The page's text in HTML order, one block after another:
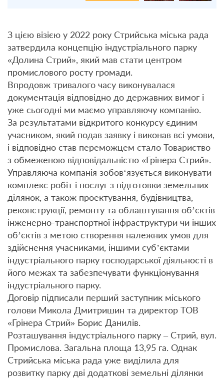
З цією візією у 2022 року Стрийська міська рада
затвердила концепцію індустріального парку
«Долина Стрий», який мав стати центром
промислового росту громади.
Впродовж тривалого часу виконувалася
документація відповідно до державних вимог і
уже сьогодні ми маємо управляючу компанію.
За результатами відкритого конкурсу єдиним
учасником, який подав заявку і виконав всі умови,
і відповідно став переможцем стало Товариство
з обмеженою відповідальністю «Грінера Стрий».
Управляюча компанія зобов‘язується виконувати
комплекс робіт і послуг з підготовки земельних
ділянок, а також проектування, будівництва,
реконструкції, ремонту та облаштування об’єктів
інженерно-транспортної інфраструктури чи інших
об’єктів з метою створення належних умов для
здійснення учасниками, іншими суб’єктами
індустріального парку господарської діяльності в
його межах та забезпечувати функціонування
індустріального парку.
Договір підписали перший заступник міського
голови Микола Дмитришин та директор ТОВ
«Грінера Стрий» Борис Данилів.
Розташування індустріального парку – Стрий, вул.
Промислова. Загальна площа 13,95 га. Однак
Стрийська міська рада уже виділила для
розвитку парку дві додаткові земельні ділянки